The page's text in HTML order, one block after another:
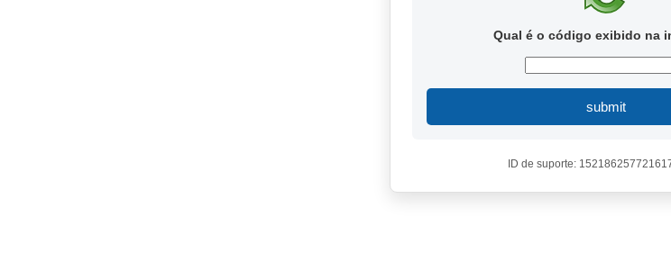
Qual é o código exibido na
submit
ID de suporte: